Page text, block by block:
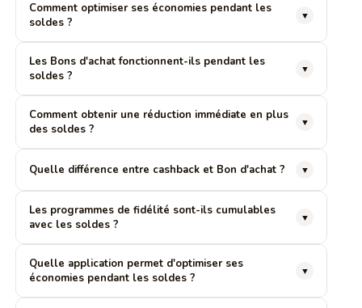
Comment optimiser ses économies pendant les
soldes ?
▼
Les Bons d'achat fonctionnent-ils pendant les
soldes ?
▼
Comment obtenir une réduction immédiate en plus
des soldes ?
▼
Quelle différence entre cashback et Bon d'achat ? ▼
Les programmes de fidélité sont-ils cumulables
avec les soldes ?
▼
Quelle application permet d'optimiser ses
économies pendant les soldes ?
▼